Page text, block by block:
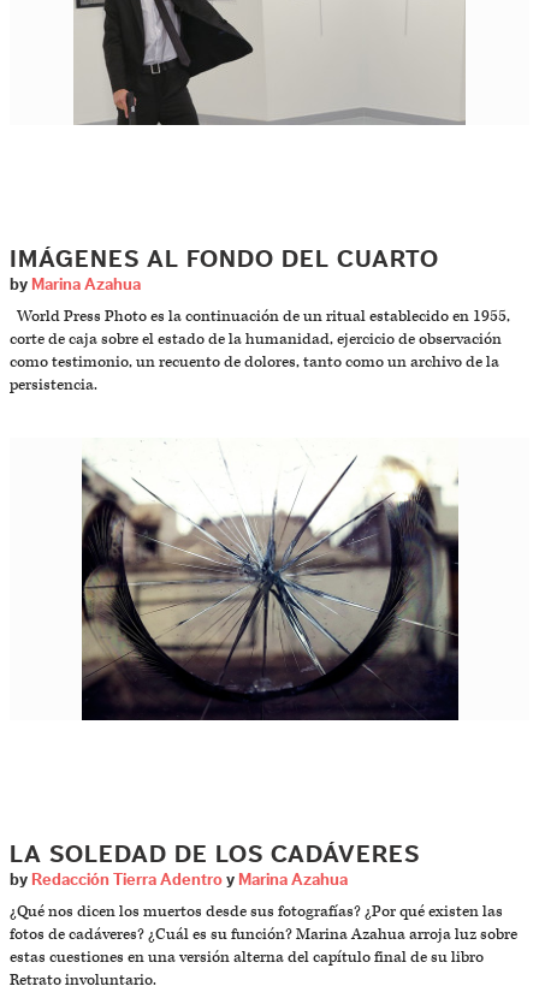
IMÁGENES AL FONDO DEL CUARTO
by Marina Azahua
World Press Photo es la continuación de un ritual establecido en 1955,
corte de caja sobre el estado de la humanidad, ejercicio de observación
como testimonio, un recuento de dolores, tanto como un archivo de la
persistencia.
LA SOLEDAD DE LOS CADÁVERES
by Redacción Tierra Adentro y Marina Azahua
¿Qué nos dicen los muertos desde sus fotografías? ¿Por qué existen las
fotos de cadáveres? ¿Cuál es su función? Marina Azahua arroja luz sobre
estas cuestiones en una versión alterna del capítulo final de su libro
Retrato involuntario.